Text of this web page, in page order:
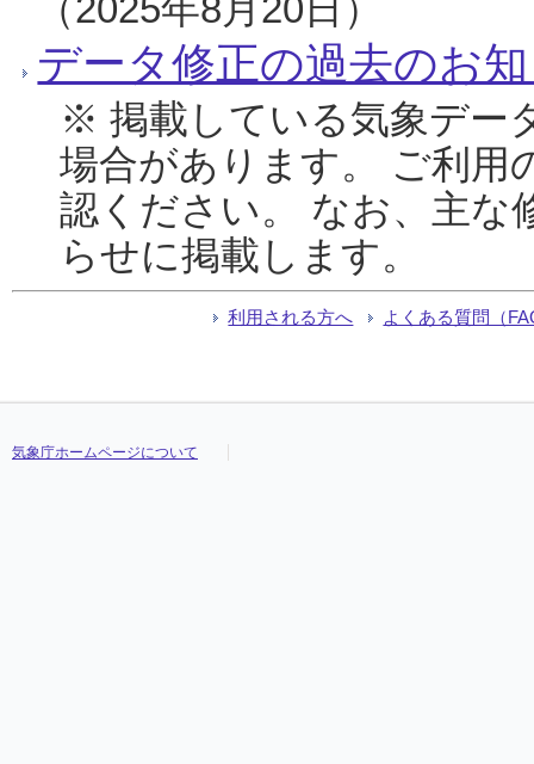
データ修正の過去のお
※ 掲載している気象デー
場合があります。 ご利用
認ください。 なお、主な
らせに掲載します。
利用される方へ よくある質問（
気象庁ホームページについて